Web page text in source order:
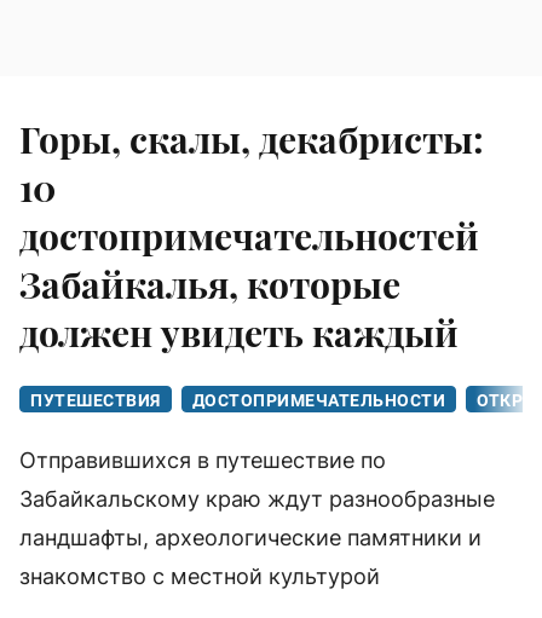
Горы, скалы, декабристы:
10
достопримечательностей
Забайкалья, которые
должен увидеть каждый
ПУТЕШЕСТВИЯ ДОСТОПРИМЕЧАТЕЛЬНОСТИ
Отправившихся в путешествие по
Забайкальскому краю ждут разнообразные
ландшафты, археологические памятники и
знакомство с местной культурой